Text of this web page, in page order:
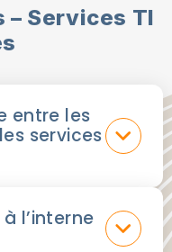
– Services TI
entre les
services
l’interne